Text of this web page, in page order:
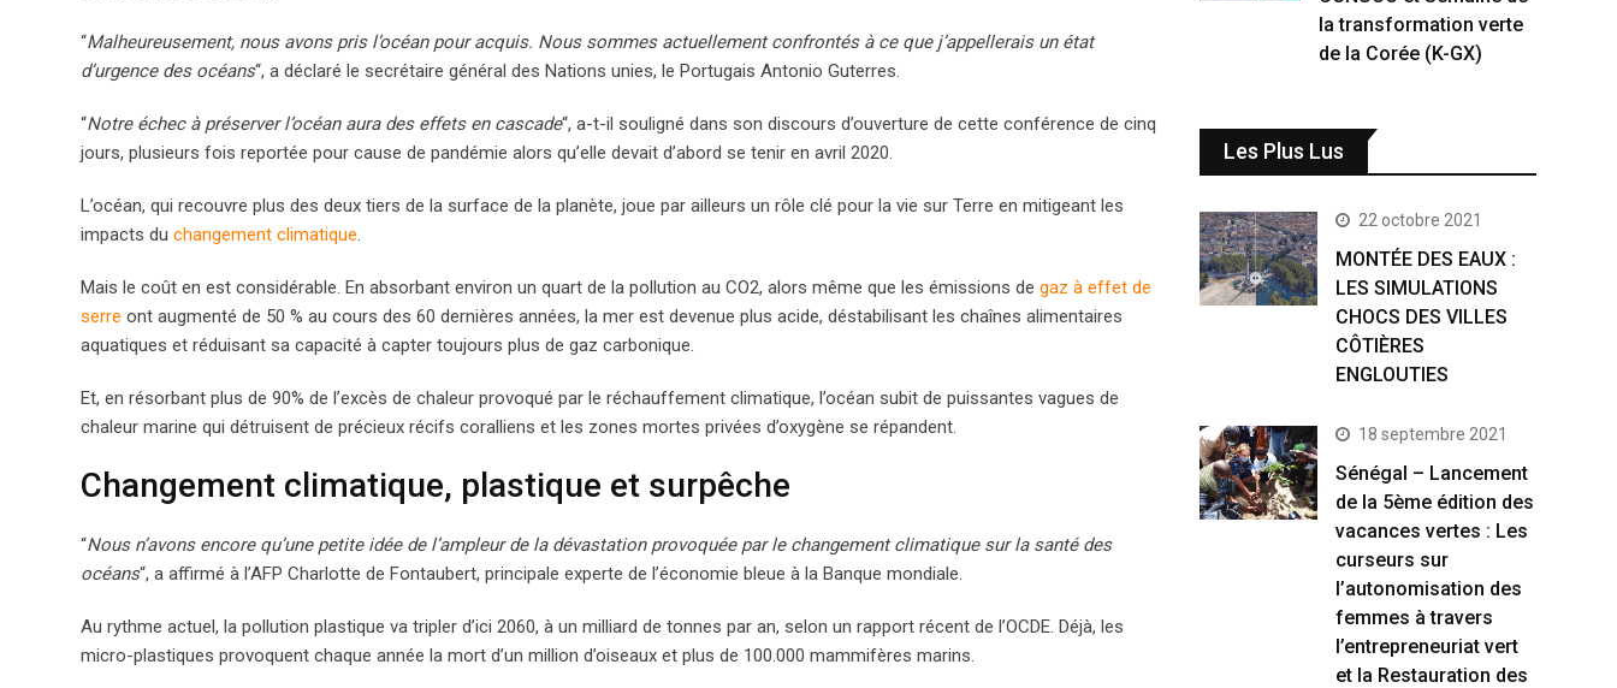
“Malheureusement, nous avons pris l’océan pour acquis. Nous sommes actuellement confrontés à ce que j’appellerais un état
d’urgence des océans“, a déclaré le secrétaire général des Nations unies, le Portugais Antonio Guterres.
“Notre échec à préserver l’océan aura des effets en cascade“, a-t-il souligné dans son discours d’ouverture de cette conférence de cinq
jours, plusieurs fois reportée pour cause de pandémie alors qu’elle devait d’abord se tenir en avril 2020.
L’océan, qui recouvre plus des deux tiers de la surface de la planète, joue par ailleurs un rôle clé pour la vie sur Terre en mitigeant les
impacts du changement climatique.
Mais le coût en est considérable. En absorbant environ un quart de la pollution au CO2, alors même que les émissions de gaz à effet de
serre ont augmenté de 50 % au cours des 60 dernières années, la mer est devenue plus acide, déstabilisant les chaînes alimentaires
aquatiques et réduisant sa capacité à capter toujours plus de gaz carbonique.
Et, en résorbant plus de 90% de l’excès de chaleur provoqué par le réchauffement climatique, l’océan subit de puissantes vagues de
chaleur marine qui détruisent de précieux récifs coralliens et les zones mortes privées d’oxygène se répandent.
Changement climatique, plastique et surpêche
“Nous n’avons encore qu’une petite idée de l’ampleur de la dévastation provoquée par le changement climatique sur la santé des
océans“, a affirmé à l’AFP Charlotte de Fontaubert, principale experte de l’économie bleue à la Banque mondiale.
Au rythme actuel, la pollution plastique va tripler d’ici 2060, à un milliard de tonnes par an, selon un rapport récent de l’OCDE. Déjà, les
micro-plastiques provoquent chaque année la mort d’un million d’oiseaux et plus de 100.000 mammifères marins.
la transformation verte
de la Corée (K-GX)
Les Plus Lus
22 octobre 2021
MONTÉE DES EAUX :
LES SIMULATIONS
CHOCS DES VILLES
CÔTIÈRES
ENGLOUTIES
18 septembre 2021
Sénégal – Lancement
de la 5ème édition des
vacances vertes : Les
curseurs sur
l’autonomisation des
femmes à travers
l’entrepreneuriat vert
et la Restauration des